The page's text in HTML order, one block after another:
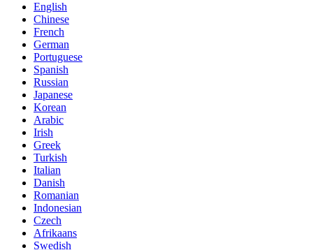
English
Chinese
French
German
Portuguese
Spanish
Russian
Japanese
Korean
Arabic
Irish
Greek
Turkish
Italian
Danish
Romanian
Indonesian
Czech
Afrikaans
Swedish